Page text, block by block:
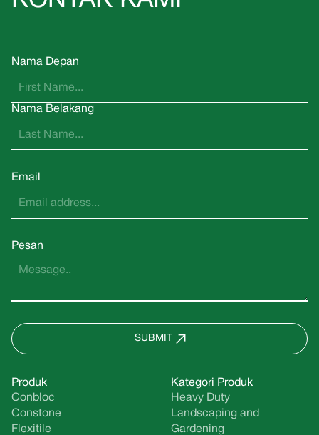
Nama Depan
Nama Belakang
Email
Pesan
SUBMIT
Produk
Conbloc
Constone
Flexitile
Kategori Produk
Heavy Duty
Landscaping and
Gardening